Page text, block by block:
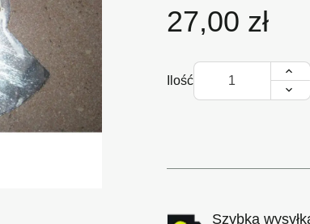
27,00 zł
Ilość
Szybka